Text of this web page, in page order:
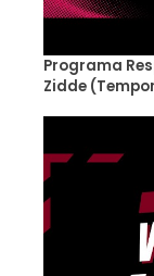
Programa
Zidde